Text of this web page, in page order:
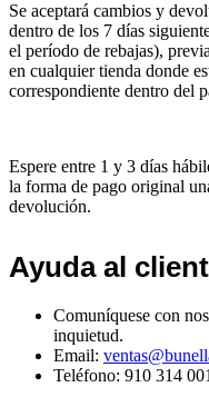
Se aceptará cambios y
dentro de los 7 días
el período de rebajas),
en cualquier tienda donde
correspondiente dentro del
Espere entre 1 y 3 días
la forma de pago original
devolución.
Ayuda al
Comuníquese con
inquietud.
Email:
Teléfono: 910 314 001